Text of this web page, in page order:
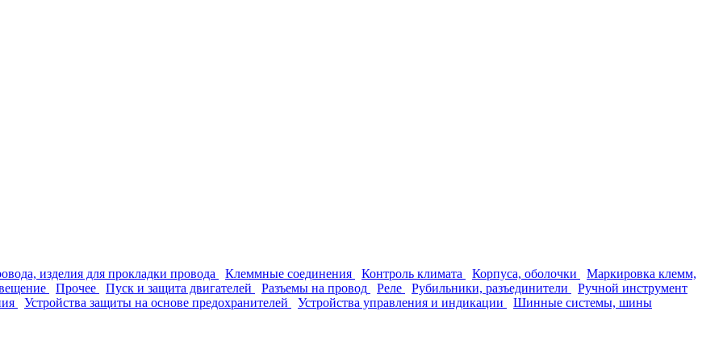
изделия для прокладки провода Клеммные соединения Контроль климата Корпуса, оболочки
Маркировка клемм,
Прочее Пуск и защита двигателей Разъемы на провод Реле Рубильники, разъединители
Ручной инструмент
Устройства защиты на основе предохранителей Устройства управления и индикации
Шинные системы, шины